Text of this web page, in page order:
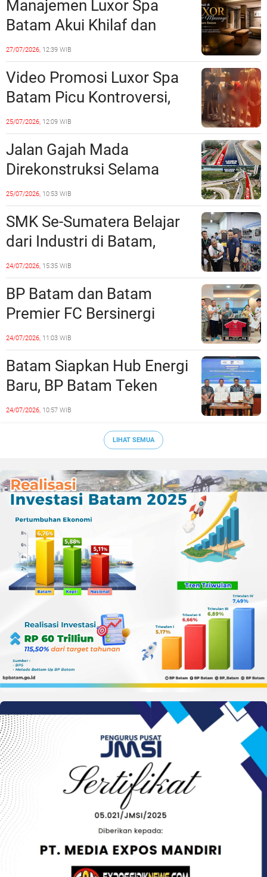
Lampaui 50 Persen
Manajemen Luxor Spa
Batam Akui Khilaf dan
Minta Maaf, Konten
Langsung Di-Takedown
27/07/2026, 12:39 WIB
Video Promosi Luxor Spa
Batam Picu Kontroversi,
Dinilai Bermuatan Sensual
25/07/2026, 12:09 WIB
Jalan Gajah Mada
Direkonstruksi Selama
Empat Minggu, Ini Skema
Rekayasa Lalu Lintasnya
25/07/2026, 10:53 WIB
SMK Se-Sumatera Belajar
dari Industri di Batam,
Siapkan Lulusan Siap Kerja
Era Digital
24/07/2026, 15:35 WIB
BP Batam dan Batam
Premier FC Bersinergi
Cetak Generasi Emas
Sepak Bola Kepri
24/07/2026, 11:03 WIB
Batam Siapkan Hub Energi
Baru, BP Batam Teken
Kesepakatan Strategis
24/07/2026, 10:57 WIB
LIHAT SEMUA